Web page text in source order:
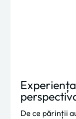
De ce părinții